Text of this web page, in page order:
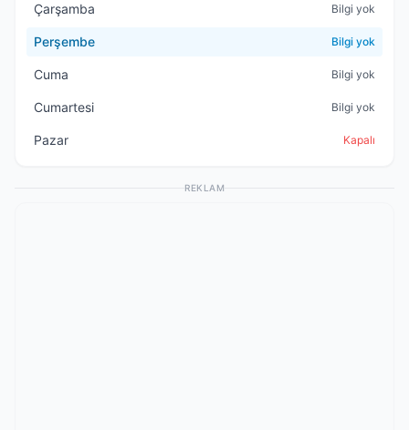
Çarşamba Bilgi yok
Perşembe Bilgi yok
Cuma Bilgi yok
Cumartesi Bilgi yok
Pazar Kapalı
REKLAM